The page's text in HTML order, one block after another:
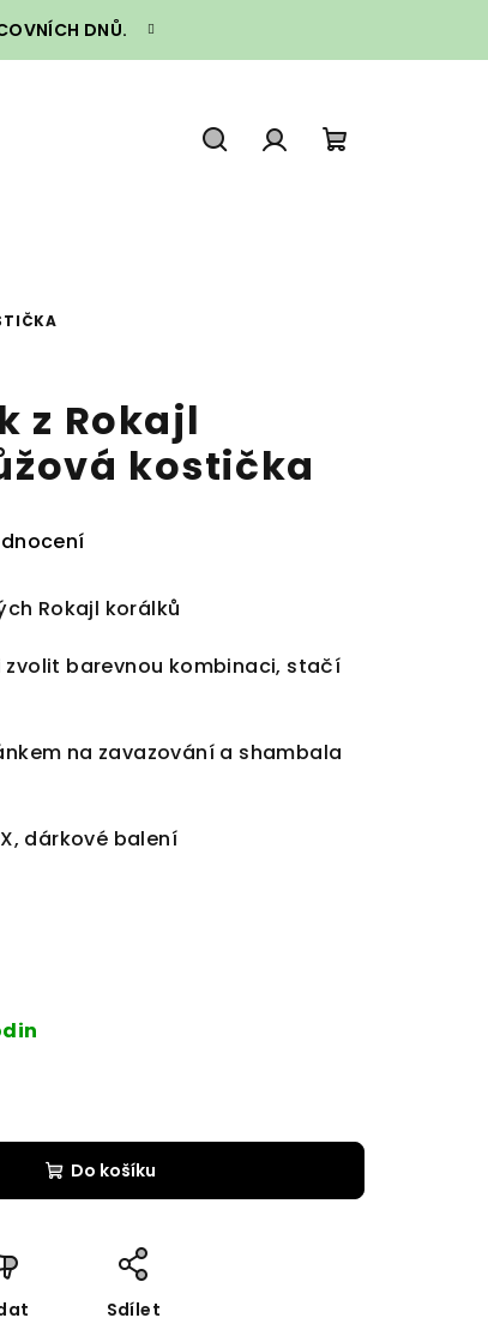
DNŮ.
z Rokajl
kostička
Rokajl korálků
barevnou kombinaci, stačí
na zavazování a shambala
dárkové balení
Do košíku
Sdílet